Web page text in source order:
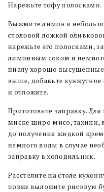
Нарежьте тофу полосками.
Выжмите лимон в
столовой ложкой
нарежьте его полосками,
лимонным соком и
пиалу хорошо
выше, добавьте
и отложите.
Приготовьте заправку.
миске широ мисо, тахини,
до получения жидкой
немного воды в случае
заправку в холодильник.
Расстелите на столе
позже выложите рисовую